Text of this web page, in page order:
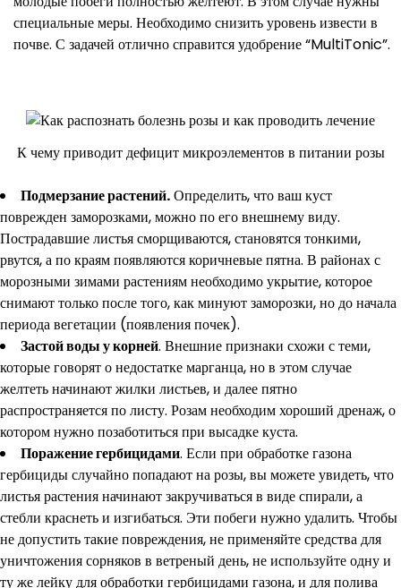
специальные меры. Необходимо снизить уровень извести в
почве. С задачей отлично справится удобрение “MultiTonic”.
К чему приводит дефицит микроэлементов в питании розы
Подмерзание растений.Определить, что ваш куст
поврежден заморозками, можно по его внешнему виду.
Пострадавшие листья сморщиваются, становятся тонкими,
рвутся, а по краям появляются коричневые пятна. В районах с
морозными зимами растениям необходимо укрытие, которое
снимают только после того, как минуют заморозки, но до начала
периода вегетации (появления почек).
Застой воды у корней. Внешние признаки схожи с теми,
которые говорят о недостатке марганца, но в этом случае
желтеть начинают жилки листьев, и далее пятно
распространяется по листу. Розам необходим хороший дренаж, о
котором нужно позаботиться при высадке куста.
Поражение гербицидами. Если при обработке газона
гербициды случайно попадают на розы, вы можете увидеть, что
листья растения начинают закручиваться в виде спирали, а
стебли краснеть и изгибаться. Эти побеги нужно удалить. Чтобы
не допустить такие повреждения, не применяйте средства для
уничтожения сорняков в ветреный день, не используйте одну и
ту же лейку для обработки гербицидами газона, и для полива